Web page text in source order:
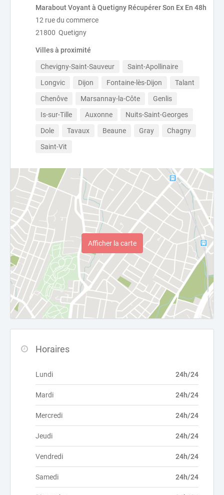
Marabout Voyant à Quetigny Récupérer Son Ex En 48h
12 rue du commerce
21800 Quetigny
Villes à proximité
Chevigny-Saint-Sauveur
Saint-Apollinaire
Longvic
Dijon Fontaine-lès-Dijon
Talant
Chenôve
Marsannay-la-Côte
Genlis
Is-sur-Tille
Auxonne
Nuits-Saint-Georges
Dole
Tavaux Beaune Gray
Chagny
Saint-Vit
Afficher la carte
Horaires
Lundi 24h/24
Mardi 24h/24
Mercredi 24h/24
Jeudi 24h/24
Vendredi 24h/24
Samedi 24h/24